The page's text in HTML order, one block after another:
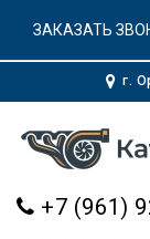
г.
+7 (961)
ЗАКАЗАТЬ